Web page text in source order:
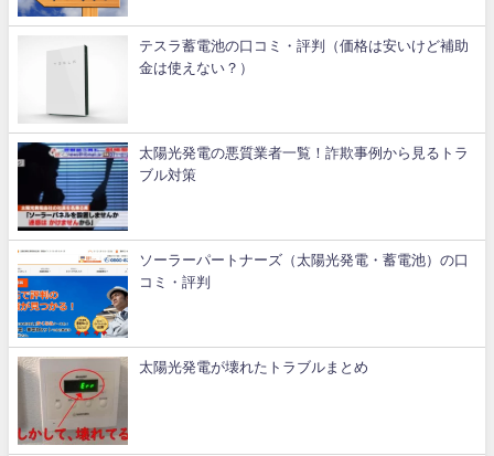
テスラ蓄電池の口コミ・評判（価格は安いけど補助
金は使えない？）
太陽光発電の悪質業者一覧！詐欺事例から見るトラ
ブル対策
ソーラーパートナーズ（太陽光発電・蓄電池）の口
コミ・評判
太陽光発電が壊れたトラブルまとめ